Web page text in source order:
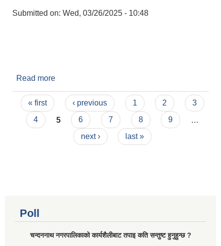
Submitted on: Wed, 03/26/2025 - 10:48
Read more
Pages
« first ‹ previous 1 2
3
4
5 6 7 8 9
next ›
last »
Poll
चन्दननाथ नगरपालिकाको कार्यशैलीबाट तपाइ कति सन्तुष्ट हुनुहुन्छ ?